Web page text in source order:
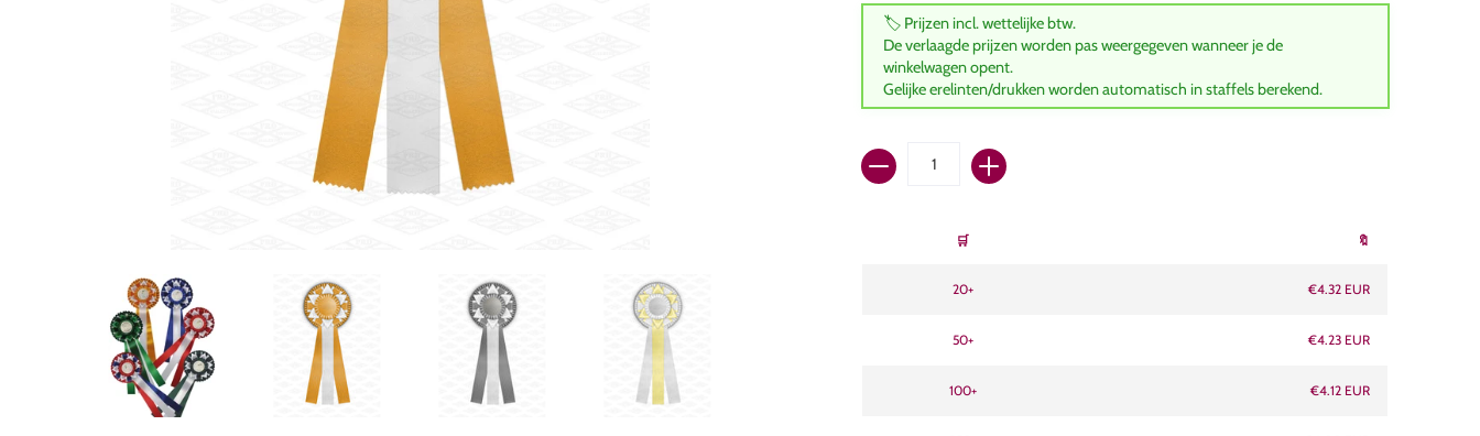
🏷️ Prijzen incl. wettelijke btw.
De verlaagde prijzen worden pas weergegeven wanneer je de
winkelwagen opent.
Gelijke erelinten/drukken worden automatisch in staffels berekend.
Hoeveelheid
🛒 🔖
20+ €4.32 EUR
50+ €4.23 EUR
100+ €4.12 EUR